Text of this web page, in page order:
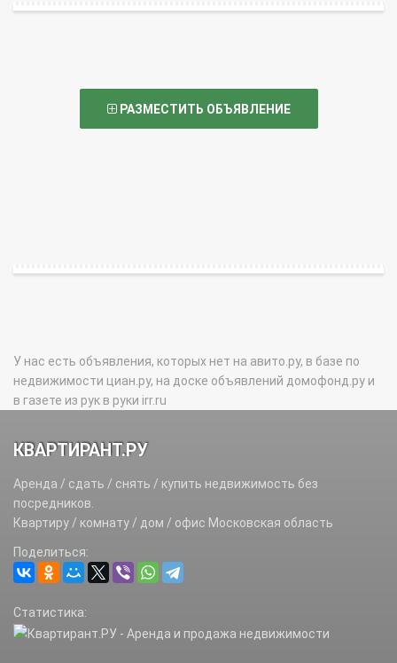
РАЗМЕСТИТЬ ОБЪЯВЛЕНИЕ
У нас есть объявления, которых нет на авито.ру, в базе по
недвижимости циан.ру, на доске объявлений домофонд.ру и
в газете из рук в руки irr.ru
КВАРТИРАНТ.РУ
Аренда / сдать / снять / купить недвижимость без
посредников.
Квартиру / комнату / дом / офис Московская область
Поделиться:
Статистика: